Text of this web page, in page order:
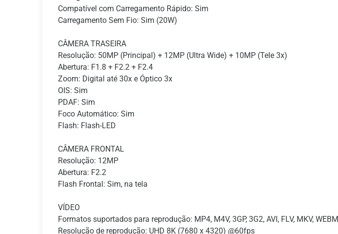
Compatível com Carregamento Rápido: Sim
Carregamento Sem Fio: Sim (20W)
CÂMERA TRASEIRA
Resolução: 50MP (Principal) + 12MP (Ultra Wide) + 10MP (Tele 3x)
Abertura: F1.8 + F2.2 + F2.4
Zoom: Digital até 30x e Óptico 3x
OIS: Sim
PDAF: Sim
Foco Automático: Sim
Flash: Flash-LED
CÂMERA FRONTAL
Resolução: 12MP
Abertura: F2.2
Flash Frontal: Sim, na tela
VÍDEO
Formatos suportados para reprodução: MP4, M4V, 3GP, 3G2, AVI, FLV, MKV, WEBM
Resolução de reprodução: UHD 8K (7680 x 4320) @60fps